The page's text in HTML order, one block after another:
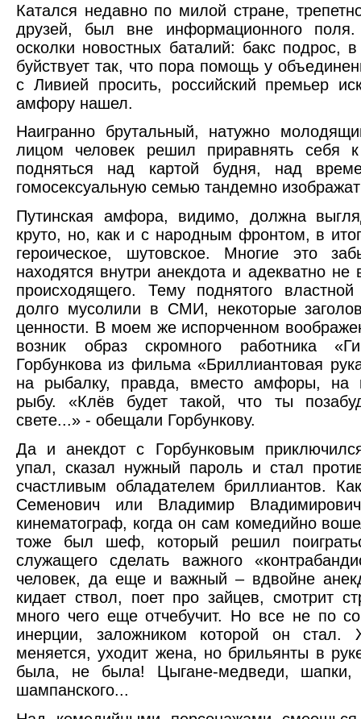
Катался недавно по милой стране,
друзей, был вне информационного поля.
осколки новостных баталий: бакс подрос,
буйствует так, что пора помощь у
с Ливией просить, российский премьер
амфору нашел.
Наигранно брутальный, натужно
лицом человек решил приравнять себя
подняться над картой будня, над
гомосексуальную семью тандемно
Путинская амфора, видимо, должна
круто, но, как и с народным фронтом, в
героическое, шутовское. Многие это
находятся внутри анекдота и адекватно не
происходящего. Тему поднятого
долго мусолили в СМИ, некоторые
ценности. В моем же испорченном
возник образ скромного работника
Горбункова из фильма «Бриллиантовая
на рыбалку, правда, вместо амфоры, на
рыбу. «Клёв будет такой, что ты
свете...» - обещали Горбункову.
Да и анекдот с Горбунковым
упал, сказал нужный пароль и стал
счастливым обладателем бриллиантов.
Семенович или Владимир
кинематограф, когда он сам комедийно
тоже был шеф, который решил
служащего сделать важного
человек, да еще и важный – вдвойне
кидает ствол, поет про зайцев, смотрит
много чего еще отчебучит. Но все не по
инерции, заложником которой он стал.
меняется, уходит жена, но брильянты в
была, не была! Цыгане-медведи, шапки,
шампанского...